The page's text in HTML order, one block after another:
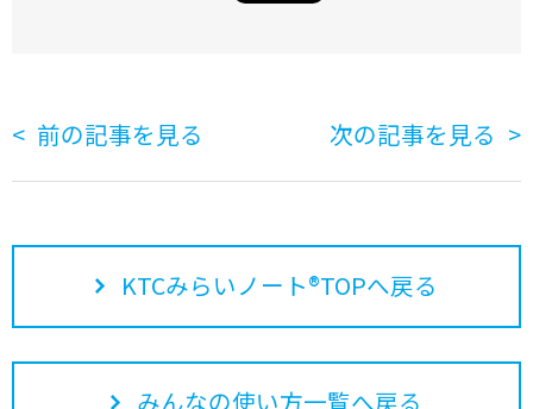
前の記事を見る 次の記事を見る
KTCみらいノート®TOPへ戻る
みんなの使い方一覧へ戻る